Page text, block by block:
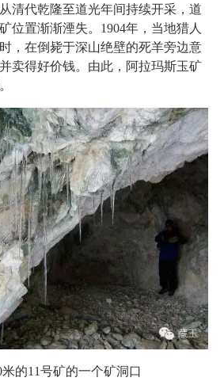
清代乾隆至道光年间持续开采，道
位置渐渐湮失。1904年，当地猎人
，在倒毙于深山绝壁的死羊旁边意
卖得好价钱。由此，阿拉玛斯玉矿
米的11号矿的一个矿洞口